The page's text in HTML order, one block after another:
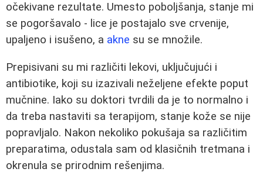
očekivane rezultate. Umesto poboljšanja, stanje mi
se pogoršavalo - lice je postajalo sve crvenije,
upaljeno i isušeno, a akne su se množile.
Prepisivani su mi različiti lekovi, uključujući i
antibiotike, koji su izazivali neželjene efekte poput
mučnine. Iako su doktori tvrdili da je to normalno i
da treba nastaviti sa terapijom, stanje kože se nije
popravljalo. Nakon nekoliko pokušaja sa različitim
preparatima, odustala sam od klasičnih tretmana i
okrenula se prirodnim rešenjima.